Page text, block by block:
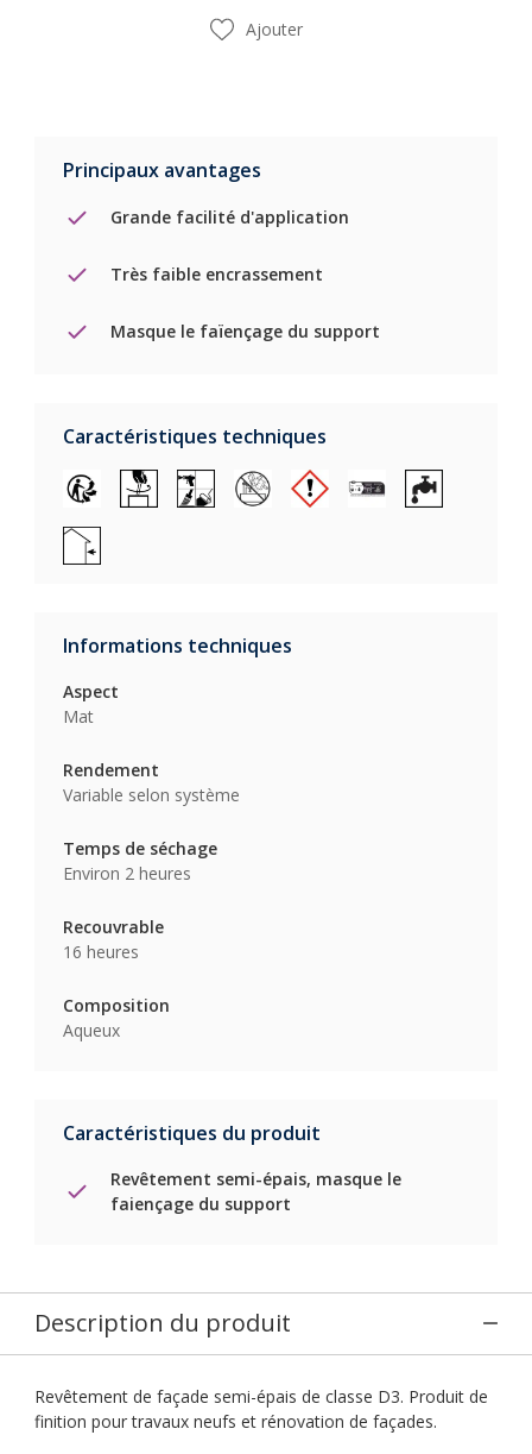
Ajouter
Principaux avantages
Grande facilité d'application
Très faible encrassement
Masque le faïençage du support
Caractéristiques techniques
Informations techniques
Aspect
Mat
Rendement
Variable selon système
Temps de séchage
Environ 2 heures
Recouvrable
16 heures
Composition
Aqueux
Caractéristiques du produit
Revêtement semi-épais, masque le
faiençage du support
Description du produit
Revêtement de façade semi-épais de classe D3. Produit de
finition pour travaux neufs et rénovation de façades.